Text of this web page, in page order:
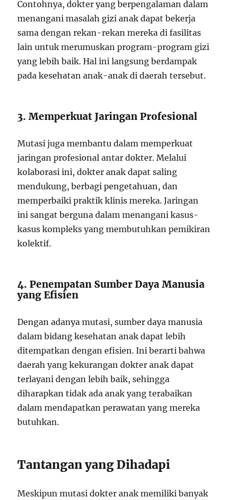
Contohnya, dokter yang berpengalaman dalam
menangani masalah gizi anak dapat bekerja
sama dengan rekan-rekan mereka di fasilitas
lain untuk merumuskan program-program gizi
yang lebih baik. Hal ini langsung berdampak
pada kesehatan anak-anak di daerah tersebut.
3. Memperkuat Jaringan Profesional
Mutasi juga membantu dalam memperkuat
jaringan profesional antar dokter. Melalui
kolaborasi ini, dokter anak dapat saling
mendukung, berbagi pengetahuan, dan
memperbaiki praktik klinis mereka. Jaringan
ini sangat berguna dalam menangani kasus-
kasus kompleks yang membutuhkan pemikiran
kolektif.
4. Penempatan Sumber Daya Manusia
yang Efisien
Dengan adanya mutasi, sumber daya manusia
dalam bidang kesehatan anak dapat lebih
ditempatkan dengan efisien. Ini berarti bahwa
daerah yang kekurangan dokter anak dapat
terlayani dengan lebih baik, sehingga
diharapkan tidak ada anak yang terabaikan
dalam mendapatkan perawatan yang mereka
butuhkan.
Tantangan yang Dihadapi
Meskipun mutasi dokter anak memiliki banyak